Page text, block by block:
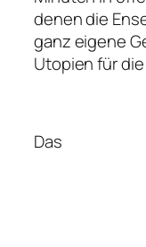
denen die
ganz eigene
Utopien für
Das